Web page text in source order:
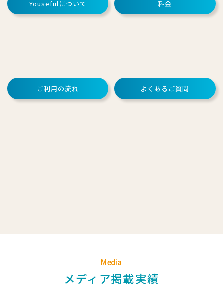
Yousefulについて 料金
ご利用の流れ よくあるご質問
Media
メディア掲載実績